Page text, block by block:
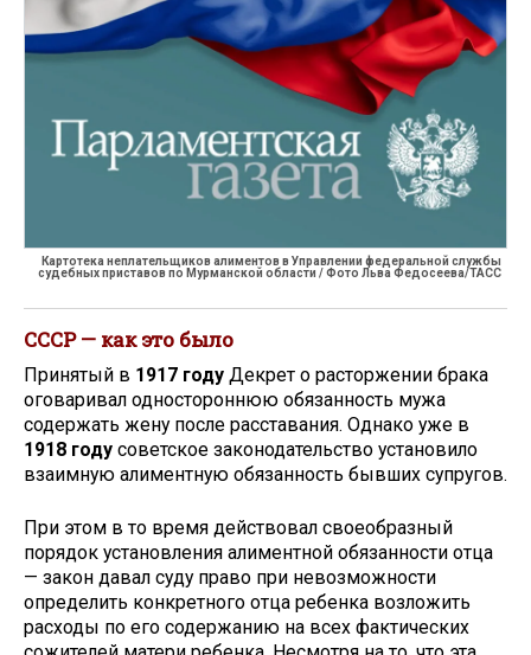
Картотека неплательщиков алиментов в Управлении федеральной службы
судебных приставов по Мурманской области / Фото Льва Федосеева/ТАСС
СССР — как это было
Принятый в 1917 году Декрет о расторжении брака
оговаривал одностороннюю обязанность мужа
содержать жену после расставания. Однако уже в
1918 году советское законодательство установило
взаимную алиментную обязанность бывших супругов.
При этом в то время действовал своеобразный
порядок установления алиментной обязанности отца
— закон давал суду право при невозможности
определить конкретного отца ребенка возложить
расходы по его содержанию на всех фактических